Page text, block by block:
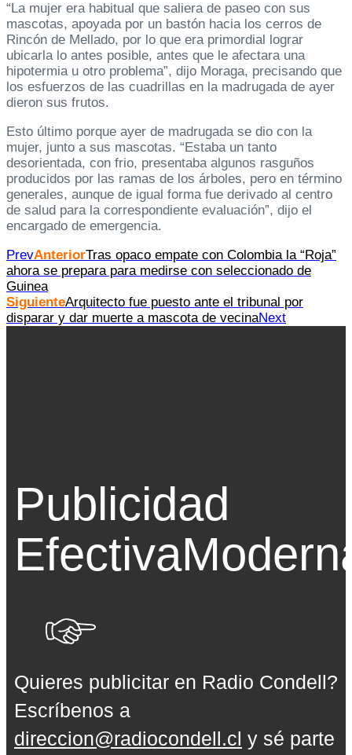
“La mujer era habitual que saliera de paseo con sus
mascotas, apoyada por un bastón hacia los cerros de
Rincón de Mellado, por lo que era primordial lograr
ubicarla lo antes posible, antes que le afectara una
hipotermia u otro problema”, dijo Moraga, precisando que
los esfuerzos de las cuadrillas en la madrugada de ayer
dieron sus frutos.
Esto último porque ayer de madrugada se dio con la
mujer, junto a sus mascotas. “Estaba un tanto
desorientada, con frio, presentaba algunos rasguños
producidos por las ramas de los árboles, pero en término
generales, aunque de igual forma fue derivado al centro
de salud para la correspondiente evaluación”, dijo el
encargado de emergencia.
PrevAnteriorTras opaco empate con Colombia la “Roja”
ahora se prepara para medirse con seleccionado de
Guinea
SiguienteA rquitecto fue puesto ante el tribunal por
disparar y dar muerte a mascota de vecinaNext
Publicidad
Efectiva
Quieres publicitar en Radio Condell?
Escríbenos a
direccion@radiocondell.cl y sé parte